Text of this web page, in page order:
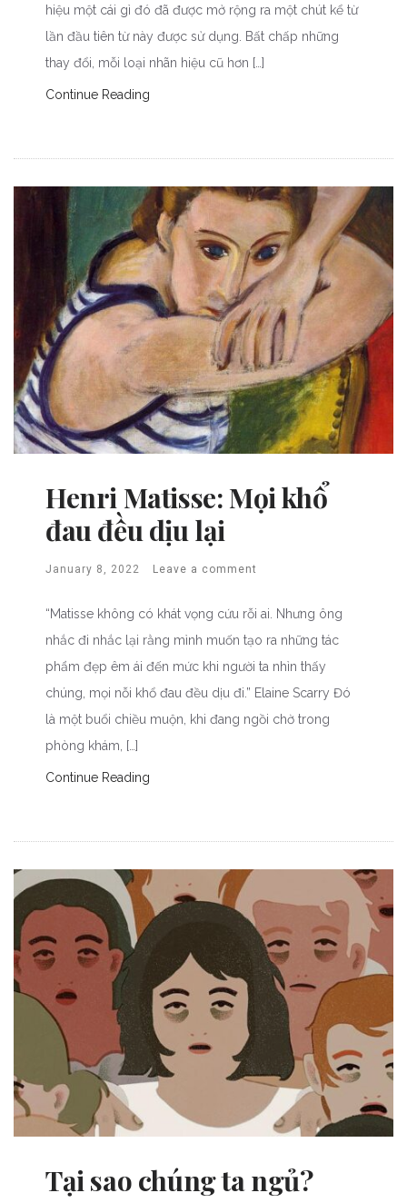
hiệu một cái gì đó đã được mở rộng ra một chút kể từ
lần đầu tiên từ này được sử dụng. Bất chấp những
thay đổi, mỗi loại nhãn hiệu cũ hơn […]
Continue Reading
Henri Matisse: Mọi khổ
đau đều dịu lại
January 8, 2022 Leave a comment
“Matisse không có khát vọng cứu rỗi ai. Nhưng ông
nhắc đi nhắc lại rằng mình muốn tạo ra những tác
phẩm đẹp êm ái đến mức khi người ta nhìn thấy
chúng, mọi nỗi khổ đau đều dịu đi.” Elaine Scarry Đó
là một buổi chiều muộn, khi đang ngồi chờ trong
phòng khám, […]
Continue Reading
Tại sao chúng ta ngủ?